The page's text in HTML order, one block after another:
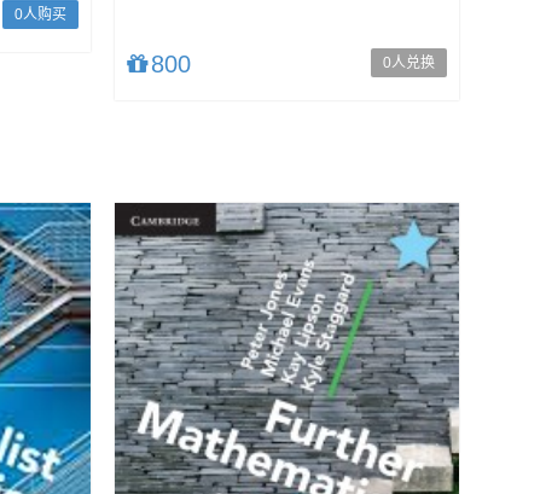
0人购买
800 0人兑换